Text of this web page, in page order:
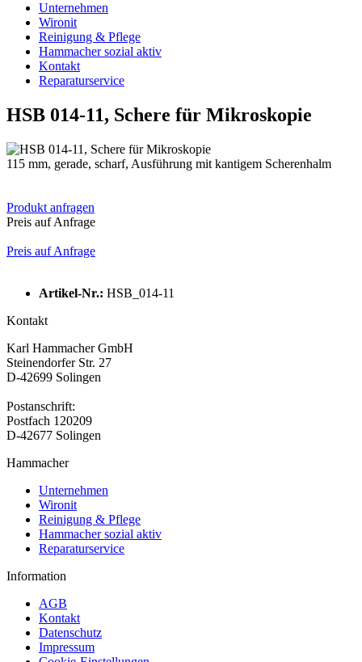
Unternehmen
Wironit
Reinigung & Pflege
Hammacher sozial aktiv
Kontakt
Reparaturservice
HSB 014-11, Schere für Mikroskopie
115 mm, gerade, scharf, Ausführung mit kantigem Scherenhalm
Produkt anfragen
Preis auf Anfrage
Preis auf Anfrage
Artikel-Nr.: HSB_014-11
Kontakt
Karl Hammacher GmbH
Steinendorfer Str. 27
D-42699 Solingen
Postanschrift:
Postfach 120209
D-42677 Solingen
Hammacher
Unternehmen
Wironit
Reinigung & Pflege
Hammacher sozial aktiv
Reparaturservice
Information
AGB
Kontakt
Datenschutz
Impressum